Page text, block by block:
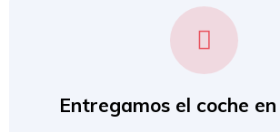
Entregamos el coche